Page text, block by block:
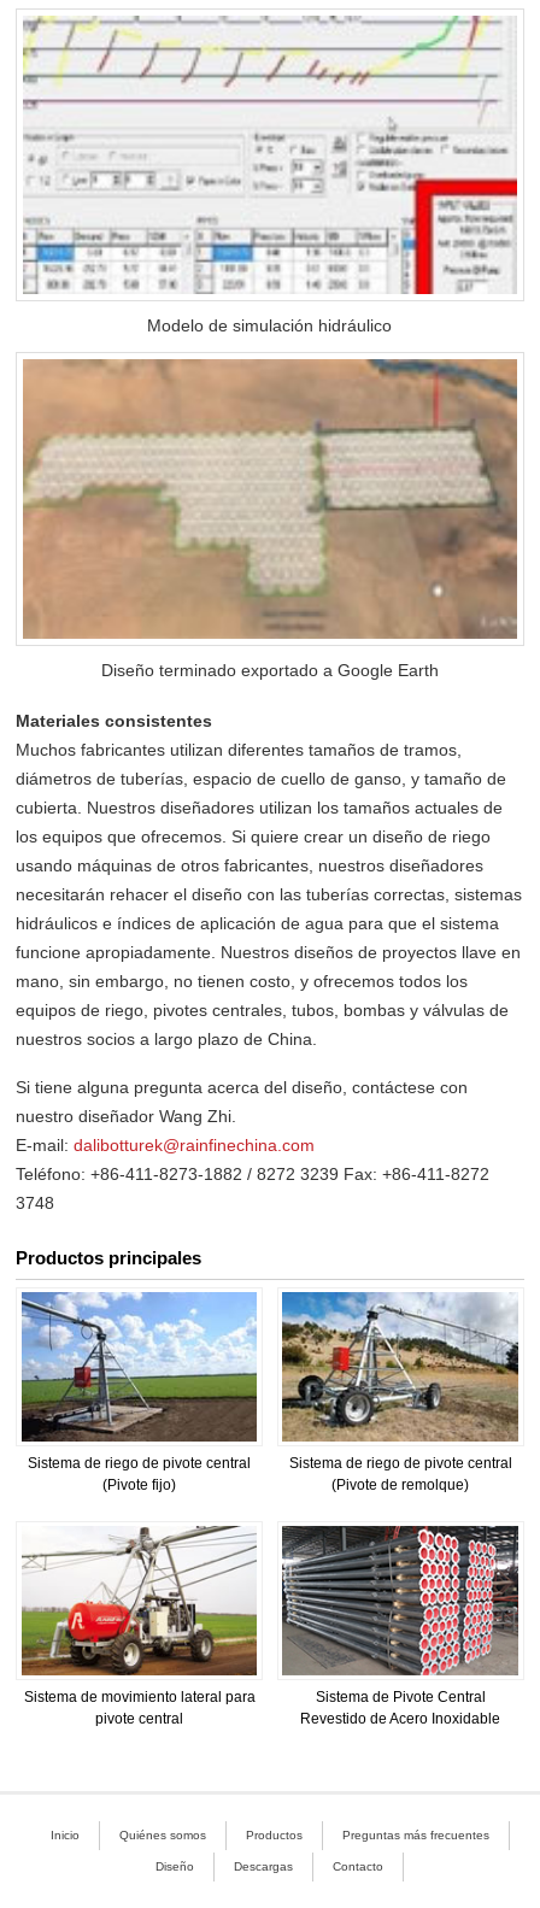
Modelo de simulación hidráulico
Diseño terminado exportado a Google Earth
Materiales consistentes
Muchos fabricantes utilizan diferentes tamaños de tramos,
diámetros de tuberías, espacio de cuello de ganso, y tamaño de
cubierta. Nuestros diseñadores utilizan los tamaños actuales de
los equipos que ofrecemos. Si quiere crear un diseño de riego
usando máquinas de otros fabricantes, nuestros diseñadores
necesitarán rehacer el diseño con las tuberías correctas, sistemas
hidráulicos e índices de aplicación de agua para que el sistema
funcione apropiadamente. Nuestros diseños de proyectos llave en
mano, sin embargo, no tienen costo, y ofrecemos todos los
equipos de riego, pivotes centrales, tubos, bombas y válvulas de
nuestros socios a largo plazo de China.
Si tiene alguna pregunta acerca del diseño, contáctese con
nuestro diseñador Wang Zhi.
E-mail:dalibotturek@rainfinechina.com
Teléfono: +86-411-8273-1882 / 8272 3239 Fax: +86-411-8272
3748
Productos principales
Sistema de riego de pivote central
(Pivote fijo)
Sistema de riego de pivote central
(Pivote de remolque)
Sistema de movimiento lateral para
pivote central
Sistema de Pivote Central
Revestido de Acero Inoxidable
Inicio Quiénes somos Productos Preguntas más frecuentes
Diseño Descargas Contacto